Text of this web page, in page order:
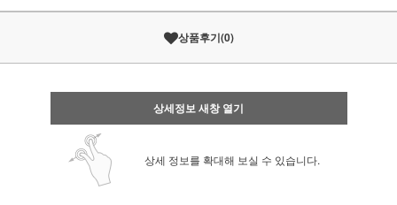
상품후기(0)
상세정보 새창 열기
상세 정보를 확대해 보실 수 있습니다.